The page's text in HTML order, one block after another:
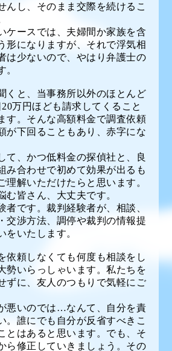
んし、そのまま交際を続けるこ
ケースでは、夫婦間か家族を含
形になりますが、それで浮気相
は少ないので、やはり弁護士の
。
くと、当事務所以外のほとんど
万円ほども請求してくること
す。そんな高額料金で調査依頼
が下回ることもあり、赤字にな
て、かつ低料金の探偵社と、良
み合わせで初めて効果が出るも
理解いただけたらと思います。
む皆さん、大丈夫です。
者です。裁判経験者が、相談、
交渉方法、調停や裁判の情報提
をいたします。
依頼しなくても何度も相談をし
勢いらっしゃいます。私たちを
ずに、友人のつもりで気軽にご
悪いのでは…なんて、自分を責
。誰にでも自分が反省すべきこ
とはあると思います。でも、そ
ら修正していきましょう。その